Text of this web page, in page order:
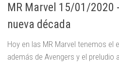
MR Marvel 15/01/2020
nueva década
Hoy en las MR Marvel tenemos el
además de Avengers y el preludio